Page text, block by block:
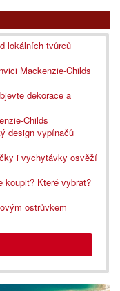
lokálních tvůrců
Mackenzie-Childs
dekorace a
Childs
design vypínačů
i vychytávky osvěží
koupit? Které vybrat?
ostrůvkem